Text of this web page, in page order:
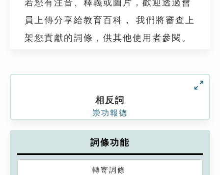
若您有注音、釋義或圖片，歡迎透過會
員上傳分享給教育百科， 我們將審查上
架您貢獻的詞條，供其他使用者參閱。
相反詞
崇功報德
詞條功能
轉寄詞條